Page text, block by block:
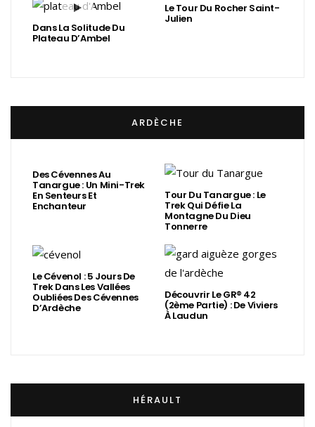
Dans La Solitude Du
Plateau D’Ambel
Le Tour Du Rocher Saint-
Julien
ARDÈCHE
Des Cévennes Au
Tanargue : Un Mini-Trek
En Senteurs Et
Enchanteur
Tour Du Tanargue : Le
Trek Qui Défie La
Montagne Du Dieu
Tonnerre
Le Cévenol : 5 Jours De
Trek Dans Les Vallées
Oubliées Des Cévennes
D’Ardèche
Découvrir Le GR® 42
(2ème Partie) : De Viviers
À Laudun
HÉRAULT